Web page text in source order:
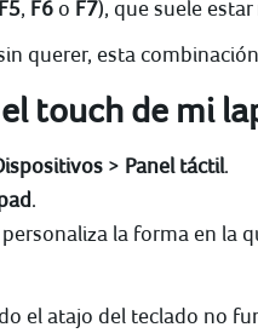
F5, F6o F7), que suele
querer, esta
touch de mi
> Panel táctil.
.
la forma en la
el atajo del teclado no